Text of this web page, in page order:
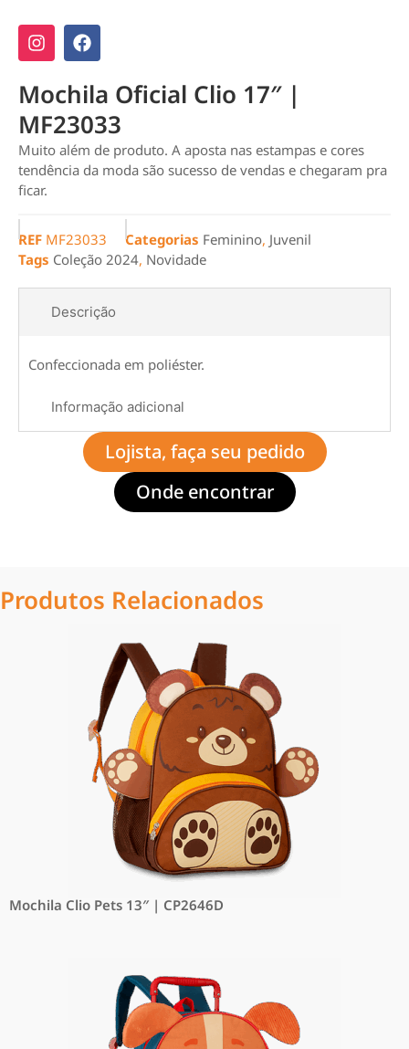
Mochila Oficial Clio 17″ |
MF23033
Muito além de produto. A aposta nas estampas e cores
tendência da moda são sucesso de vendas e chegaram pra
ficar.
REF MF23033 Categorias Feminino, Juvenil
Tags Coleção 2024, Novidade
Descrição
Informação adicional
Confeccionada em poliéster.
Lojista, faça seu pedido
Onde encontrar
Produtos Relacionados
Mochila Clio Pets 13″ | CP2646D